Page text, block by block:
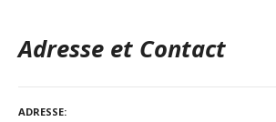
Adresse et Contact
ADRESSE